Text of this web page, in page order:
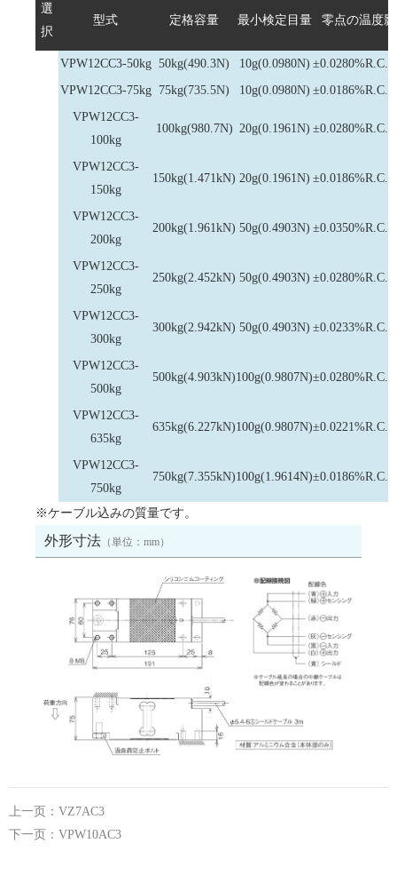
選
択
型式 定格容量 最小検定目量 零点の温度
VPW12CC3-50kg 50kg(490.3N) 10g(0.0980N)
VPW12CC3-75kg
75kg(735.5N) 10g(0.0980N)
VPW12CC3-
100kg
100kg(980.7N) 20g(0.1961N)
VPW12CC3-
150kg
150kg(1.471kN) 20g(0.1961N)
VPW12CC3-
200kg
200kg(1.961kN) 50g(0.4903N)
VPW12CC3-
250kg
250kg(2.452kN) 50g(0.4903N)
VPW12CC3-
300kg
300kg(2.942kN) 50g(0.4903N)
VPW12CC3-
500kg
500kg(4.903kN)100g(0.9807N)
VPW12CC3-
635kg
635kg(6.227kN)100g(0.9807N)
VPW12CC3-
750kg
750kg(7.355kN)100g(1.9614N)
※ケーブル込みの質量です。
外形寸法 （単位：mm）
上一页：VZ7AC3
下一页：VPW10AC3